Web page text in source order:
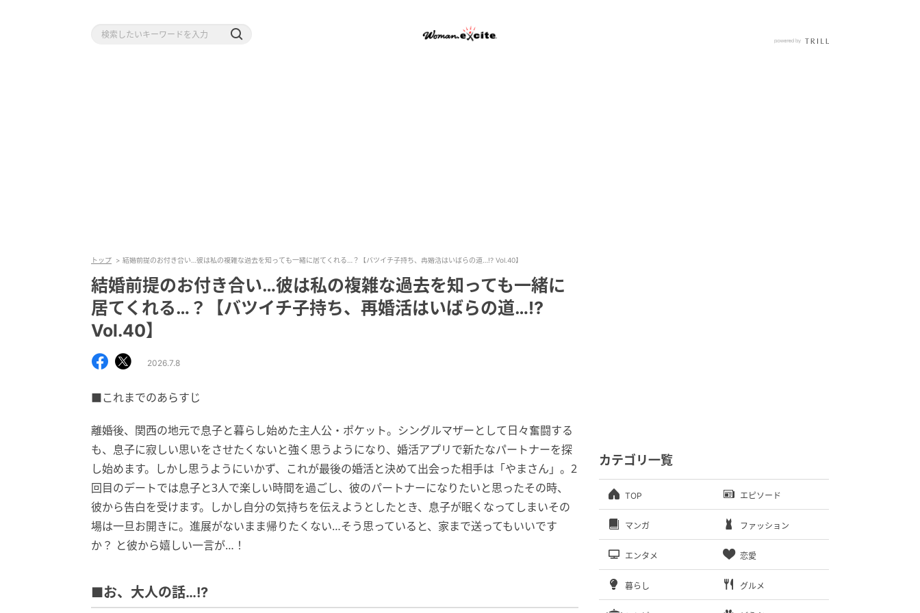
トップ 結婚前提のお付き合い…彼は私の複雑な過去を知っても一緒に居てくれる…？【バツイチ子持ち、再婚活はいばらの道…!? Vol.40】
結婚前提のお付き合い…彼は私の複雑な過去を知っても一緒に
居てくれる…？【バツイチ子持ち、再婚活はいばらの道…!?
Vol.40】
2026.7.8
■これまでのあらすじ
離婚後、関西の地元で息子と暮らし始めた主人公・ポケット。シングルマザーとして日々奮闘する
も、息子に寂しい思いをさせたくないと強く思うようになり、婚活アプリで新たなパートナーを探
し始めます。しかし思うようにいかず、これが最後の婚活と決めて出会った相手は「やまさん」。2
回目のデートでは息子と3人で楽しい時間を過ごし、彼のパートナーになりたいと思ったその時、
彼から告白を受けます。しかし自分の気持ちを伝えようとしたとき、息子が眠くなってしまいその
場は一旦お開きに。進展がないまま帰りたくない…そう思っていると、家まで送ってもいいです
か？ と彼から嬉しい一言が…！
■お、大人の話…!?
カテゴリ一覧
TOP エピソード
マンガ ファッション
エンタメ 恋愛
暮らし グルメ